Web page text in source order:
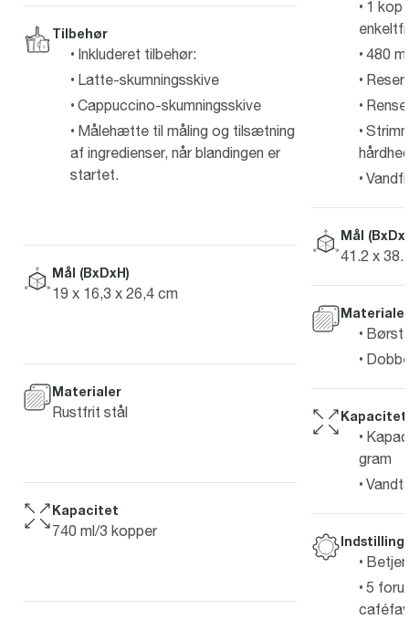
Tilbehør
Inkluderet tilbehør:
Latte-skumningsskive
Cappuccino-skumningsskive
Målehætte til måling og tilsætning
af ingredienser, når blandingen er
startet.
Mål (BxDxH)
19 x 16,3 x 26,4 cm
Materialer
Rustfrit stål
Kapacitet
740 ml/3 kopper
1 kop
480
Mål
41.2 x
Materialer
Kapacitet
gram
5